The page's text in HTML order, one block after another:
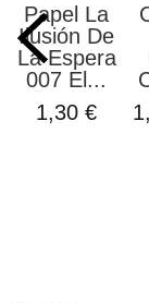
Papel La
Ilusión De
La Espera
007 El...
1,30 €